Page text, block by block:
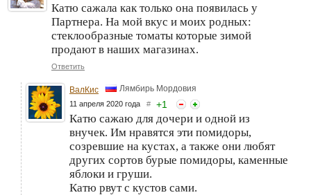
Катю сажала как только она появилась у
Партнера. На мой вкус и моих родных:
стеклообразные томаты которые зимой
продают в наших магазинах.
Ответить
ВалКис Лямбирь Мордовия
11 апреля 2020 года # +1
Катю сажаю для дочери и одной из
внучек. Им нравятся эти помидоры,
созревшие на кустах, а также они любят
других сортов бурые помидоры, каменные
яблоки и груши.
Катю рвут с кустов сами.